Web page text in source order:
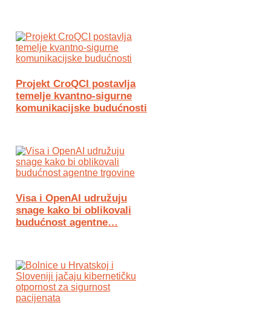
Projekt CroQCI postavlja
temelje kvantno-sigurne
komunikacijske budućnosti
Visa i OpenAI udružuju
snage kako bi oblikovali
budućnost agentne…